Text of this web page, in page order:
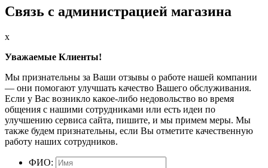
Связь с администрацией магазина
x
Уважаемые Клиенты!
Мы признательны за Ваши отзывы о работе нашей компании
— они помогают улучшать качество Вашего обслуживания.
Если у Вас возникло какое-либо недовольство во время
общения с нашими сотрудниками или есть идеи по
улучшению сервиса сайта, пишите, и мы примем меры. Мы
также будем признательны, если Вы отметите качественную
работу наших сотрудников.
ФИО: